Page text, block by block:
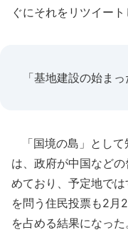
ぐにそれをリツイー
「基地建設の始ま
「国境の島」として
は、政府が中国など
めており、予定地で
を問う住民投票も2月
を占める結果になっ